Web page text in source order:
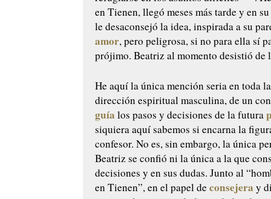
en Tienen, llegó meses más tarde y en
le desaconsejó la idea, inspirada a su
amor, pero peligrosa, si no para ella sí
prójimo. Beatriz al momento desistió de
He aquí la única mención seria en toda
dirección espiritual masculina, de un
guía los pasos y decisiones de la futura
siquiera aquí sabemos si encarna la
confesor. No es, sin embargo, la única
Beatriz se confió ni la única a la que
decisiones y en sus dudas. Junto al
en Tienen”, en el papel deconsejera y